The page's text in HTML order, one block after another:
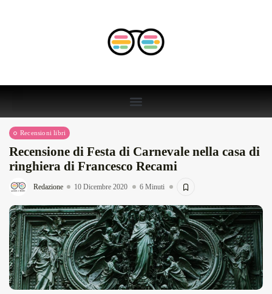
Recensioni libri
Recensione di Festa di Carnevale nella casa di
ringhiera di Francesco Recami
Redazione 10 Dicembre 2020 6 Minuti